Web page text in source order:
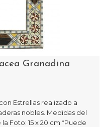
Granadina
Estrellas realizado a
nobles. Medidas del
Foto: 15 x 20 cm *Puede